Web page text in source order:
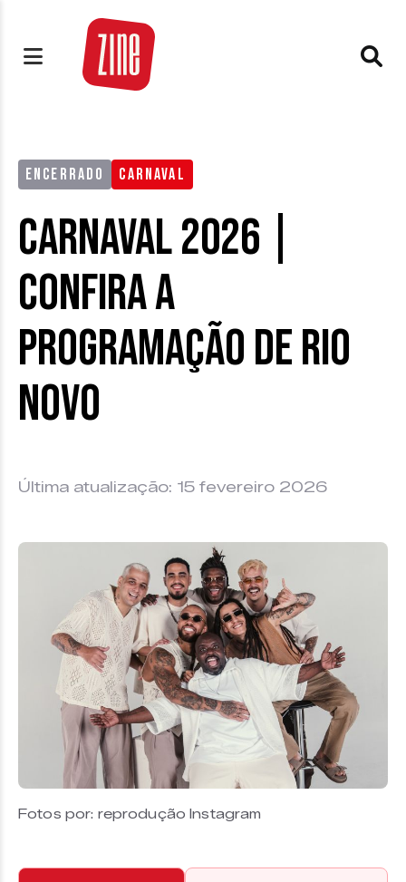
ENCERRADO CARNAVAL
Carnaval 2026 |
Confira a
programação de Rio
Novo
Última atualização: 15 fevereiro 2026
Fotos por: reprodução Instagram